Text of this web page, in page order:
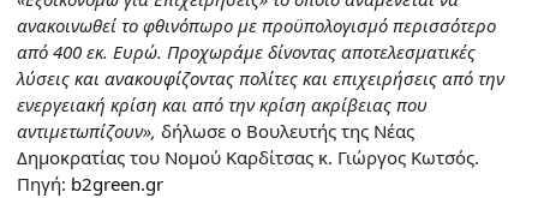
ανακοινωθεί το φθινόπωρο με προϋπολογισμό περισσότερο
από 400 εκ. Ευρώ. Προχωράμε δίνοντας αποτελεσματικές
λύσεις και ανακουφίζοντας πολίτες και επιχειρήσεις από την
ενεργειακή κρίση και από την κρίση ακρίβειας που
αντιμετωπίζουν», δήλωσε ο Βουλευτής της Νέας
Δημοκρατίας του Νομού Καρδίτσας κ. Γιώργος Κωτσός.
Πηγή: b2green.gr